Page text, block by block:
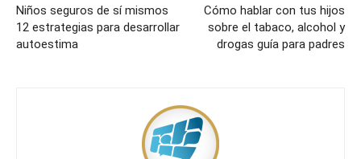
Niños seguros de sí mismos
12 estrategias para desarrollar
autoestima
Cómo hablar con tus hijos
sobre el tabaco, alcohol y
drogas guía para padres